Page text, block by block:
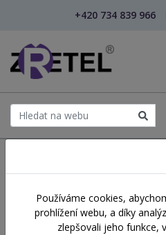
+420 734 839 966
Chybová
Používáme cookies,
prohlížení webu, a díky
zlepšovali jeho funkce,